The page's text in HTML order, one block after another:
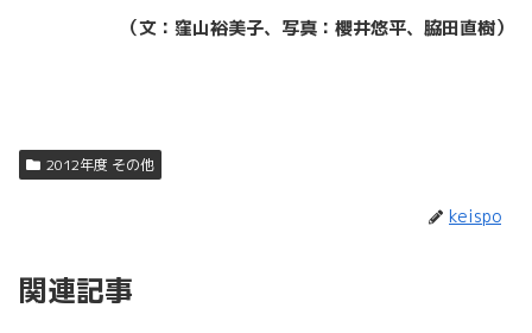
（文：窪山裕美子、写真：櫻井悠平、脇田直樹）
2012年度 その他
keispo
関連記事